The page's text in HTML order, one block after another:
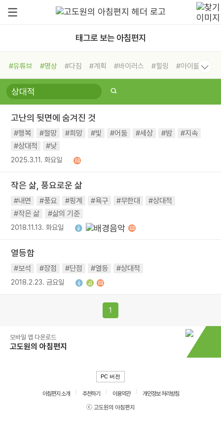
태그로 보는 아침편지
#유튜브 #명상 #다짐 #계획 #바이러스 #힐링
#아이들
#비전캠프
#독서캠프 #삶
#희망
#나눔 #친구 #링컨학교
#독서
#건강 #면역력
고난의 뒷면에 숨겨진 것
#행복 #절망 #희망 #빛 #어둠 #세상 #밤
#지속
#상대적
#낮
2025.3.11. 화요일
작은 삶, 풍요로운 삶
#내면 #풍요 #핑계 #욕구 #무한대
#상대적
#작은 삶
#삶의 기준
2018.11.13. 화요일
열등함
#보석 #장점 #단점 #열등 #상대적
2018.2.23. 금요일
1
모바일 앱 다운로드
고도원의 아침편지
PC 버전
아침편지 소개 추천하기 이용약관
개인정보 처리방침
ⓒ 고도원의 아침편지